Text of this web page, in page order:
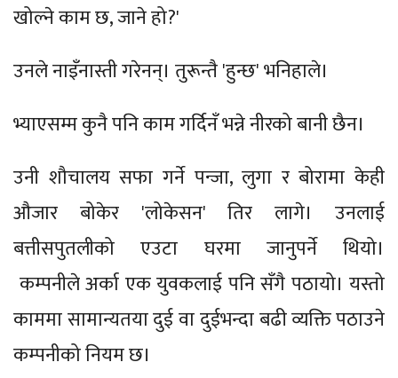
खोल्ने काम छ, जाने हो?'
उनले नाइँनास्ती गरेनन्। तुरून्तै 'हुन्छ' भनिहाले।
भ्याएसम्म कुनै पनि काम गर्दिनँ भन्ने नीरको बानी छैन।
उनी शौचालय सफा गर्ने पन्जा, लुगा र बोरामा केही
औजार बोकेर 'लोकेसन' तिर लागे। उनलाई
बत्तीसपुतलीको एउटा घरमा जानुपर्ने थियो।
कम्पनीले अर्का एक युवकलाई पनि सँगै पठायो। यस्तो
काममा सामान्यतया दुई वा दुईभन्दा बढी व्यक्ति पठाउने
कम्पनीको नियम छ।